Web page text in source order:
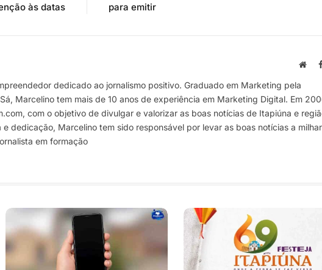
às datas
para emitir
Site
dedicado ao jornalismo positivo. Graduado em Marketing pela
Marcelino tem mais de 10 anos de experiência em Marketing Digital. Em
com o objetivo de divulgar e valorizar as boas notícias de Itapiúna e
e dedicação, Marcelino tem sido responsável por levar as boas notícias a
em formação